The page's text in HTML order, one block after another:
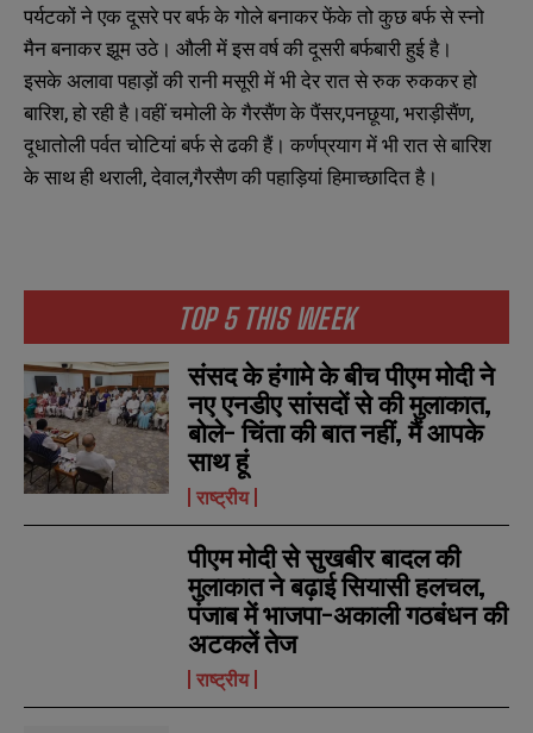
TOP 5 THIS WEEK
संसद के हंगामे के बीच पीएम मोदी ने
नए एनडीए सांसदों से की मुलाकात,
बोले- चिंता की बात नहीं, मैं आपके
साथ हूं
राष्ट्रीय
पीएम मोदी से सुखबीर बादल की
मुलाकात ने बढ़ाई सियासी हलचल,
पंजाब में भाजपा-अकाली गठबंधन की
अटकलें तेज
राष्ट्रीय
पर्यटकों ने एक दूसरे पर बर्फ के गोले बनाकर फेंके तो कुछ बर्फ से स्नो
मैन बनाकर झूम उठे। औली में इस वर्ष की दूसरी बर्फबारी हुई है।
इसके अलावा पहाड़ों की रानी मसूरी में भी देर रात से रुक रुककर हो
बारिश, हो रही है।वहीं चमोली के गैरसैंण के पैंसर,पनछूया, भराड़ीसैंण,
दूधातोली पर्वत चोटियां बर्फ से ढकी हैं। कर्णप्रयाग में भी रात से बारिश
के साथ ही थराली, देवाल,गैरसैण की पहाड़ियां हिमाच्छादित है।